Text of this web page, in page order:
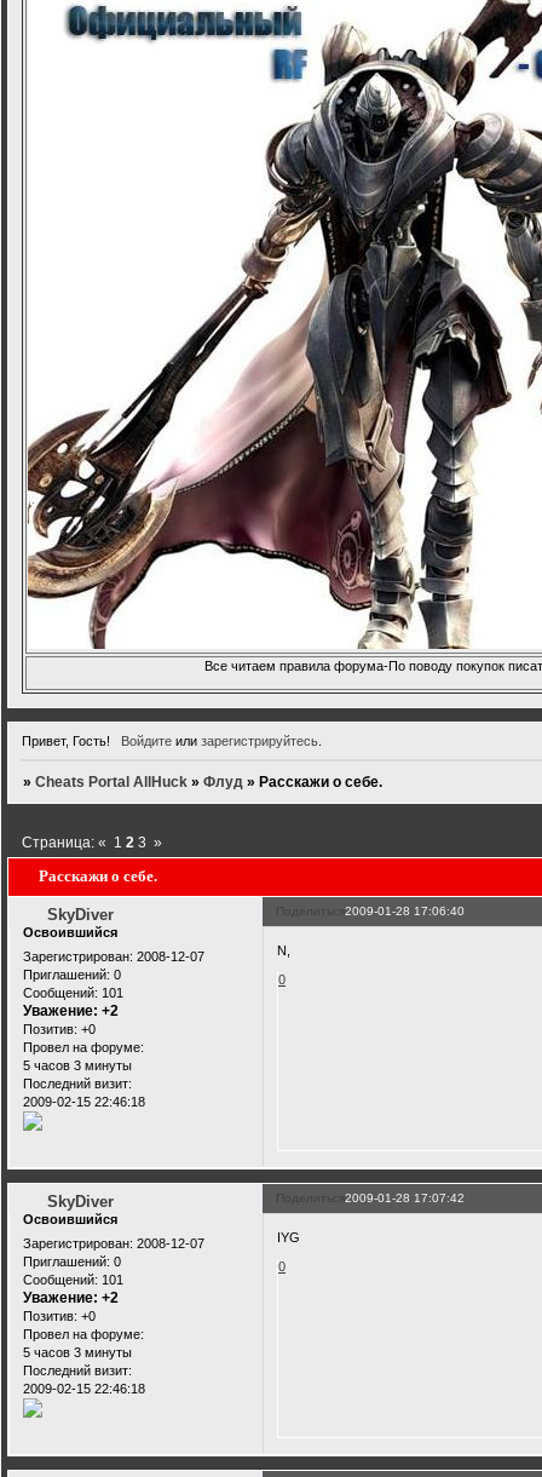
Все читаем правила форума-По поводу покупок
Привет, Гость! Войдитеили зарегистрируйтесь.
»Cheats Portal AllHuck »Флуд » Расскажи о себе.
Расскажи о себе.
Страница:« 1 2 3 »
Поделиться2009-01-28 17:06:40
SkyDiver
Освоившийся
Зарегистрирован: 2008-12-07
Приглашений: 0
Сообщений: 101
Уважение: +2
Позитив: +0
Провел на форуме:
5 часов 3 минуты
Последний визит:
2009-02-15 22:46:18
N,
0
Поделиться2009-01-28 17:07:42
SkyDiver
Освоившийся
Зарегистрирован: 2008-12-07
Приглашений: 0
Сообщений: 101
Уважение: +2
Позитив: +0
Провел на форуме:
5 часов 3 минуты
Последний визит:
2009-02-15 22:46:18
IYG
0